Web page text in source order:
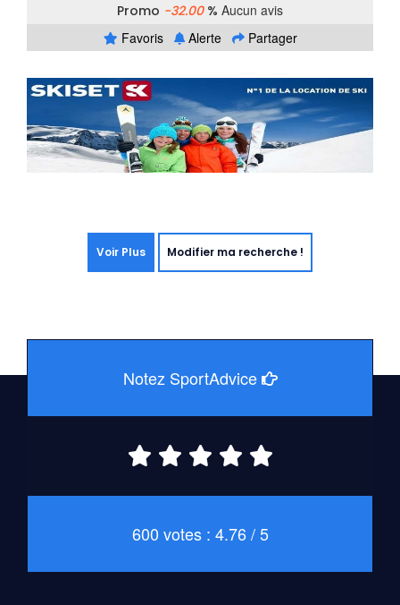
Promo -32.00% Aucun avis
Favoris
Alerte Partager
Voir Plus Modifier ma recherche !
Notez SportAdvice
600 votes : 4.76 / 5